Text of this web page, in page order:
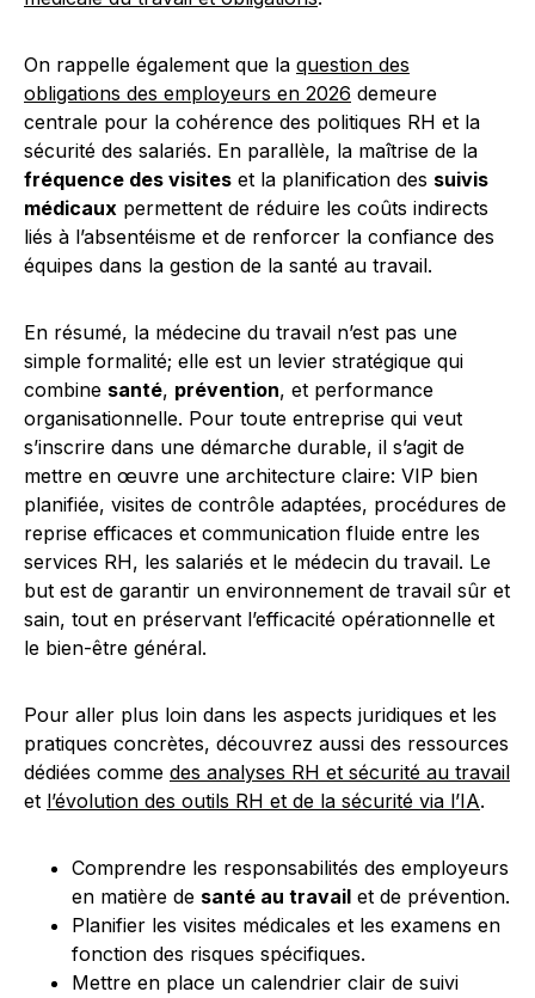
On rappelle également que la question des
obligations des employeurs en 2026 demeure
centrale pour la cohérence des politiques RH et la
sécurité des salariés. En parallèle, la maîtrise de la
fréquence des visites et la planification des suivis
médicaux permettent de réduire les coûts indirects
liés à l’absentéisme et de renforcer la confiance des
équipes dans la gestion de la santé au travail.
En résumé, la médecine du travail n’est pas une
simple formalité; elle est un levier stratégique qui
combine santé, prévention, et performance
organisationnelle. Pour toute entreprise qui veut
s’inscrire dans une démarche durable, il s’agit de
mettre en œuvre une architecture claire: VIP bien
planifiée, visites de contrôle adaptées, procédures de
reprise efficaces et communication fluide entre les
services RH, les salariés et le médecin du travail. Le
but est de garantir un environnement de travail sûr et
sain, tout en préservant l’efficacité opérationnelle et
le bien-être général.
Pour aller plus loin dans les aspects juridiques et les
pratiques concrètes, découvrez aussi des ressources
dédiées comme des analyses RH et sécurité au travail
et l’évolution des outils RH et de la sécurité via l’IA.
Comprendre les responsabilités des employeurs
en matière de santé au travail et de prévention.
Planifier les visites médicales et les examens en
fonction des risques spécifiques.
Mettre en place un calendrier clair de suivi